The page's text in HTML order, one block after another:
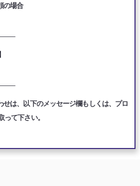
の場合
は、以下のメッセージ欄もしくは、プロ
て下さい。